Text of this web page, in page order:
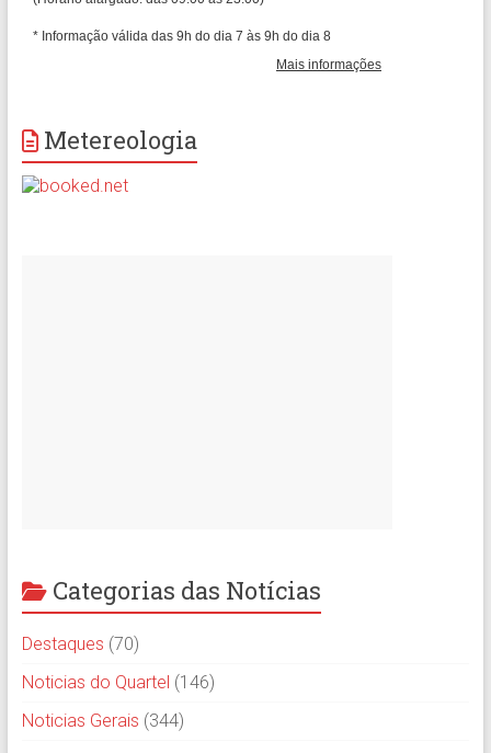
Metereologia
Categorias das Notícias
Destaques (70)
Noticias do Quartel (146)
Noticias Gerais (344)